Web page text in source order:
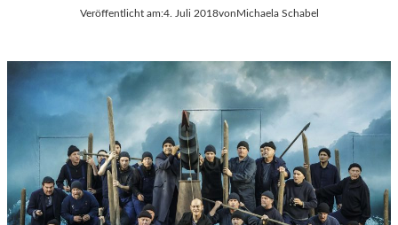
Veröffentlicht am:4. Juli 2018vonMichaela Schabel